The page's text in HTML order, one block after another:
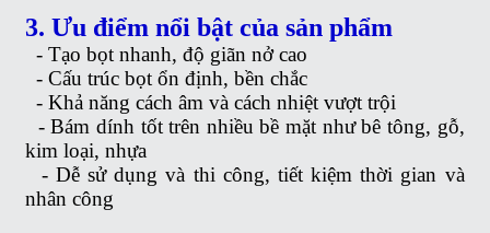
3. Ưu điểm nổi bật của sản phẩm
-Tạo bọt nhanh, độ giãn nở cao
-Cấu trúc bọt ổn định, bền chắc
-Khả năng cách âm và cách nhiệt vượt trội
-Bám dính tốt trên nhiều bề mặt như bê tông, gỗ,
kim loại, nhựa
- Dễ sử dụng và thi công, tiết kiệm thời gian và
nhân công